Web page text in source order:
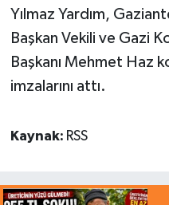
Yılmaz Yardım,
Başkan Vekili ve Gazi
Başkanı Mehmet Haz
imzalarını attı.
Kaynak: RSS